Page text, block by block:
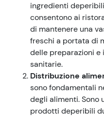
ingredienti
consentono ai
di mantenere una
freschi a portata di
delle preparazioni
sanitarie.
Distribuzione
sono fondamentali
degli alimenti. Sono
prodotti deperibili